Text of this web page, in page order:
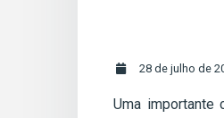
28 de julho de
Uma importante